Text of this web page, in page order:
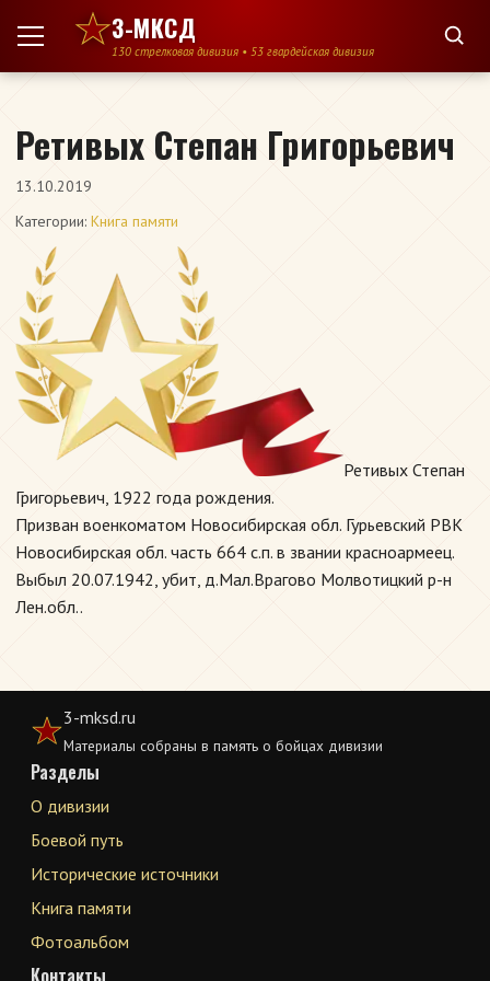
Перейти к содержимому
3-МКСД
130 стрелковая дивизия • 53 гвардейская дивизия
Ретивых Степан Григорьевич
13.10.2019
Категории: Книга памяти
Ретивых Степан
Григорьевич, 1922 года рождения.
Призван военкоматом Новосибирская обл. Гурьевский РВК
Новосибирская обл. часть 664 с.п. в звании красноармеец.
Выбыл 20.07.1942, убит, д.Мал.Врагово Молвотицкий р-н
Лен.обл..
3-mksd.ru
Материалы собраны в память о бойцах дивизии
Разделы
О дивизии
Боевой путь
Исторические источники
Книга памяти
Фотоальбом
Контакты